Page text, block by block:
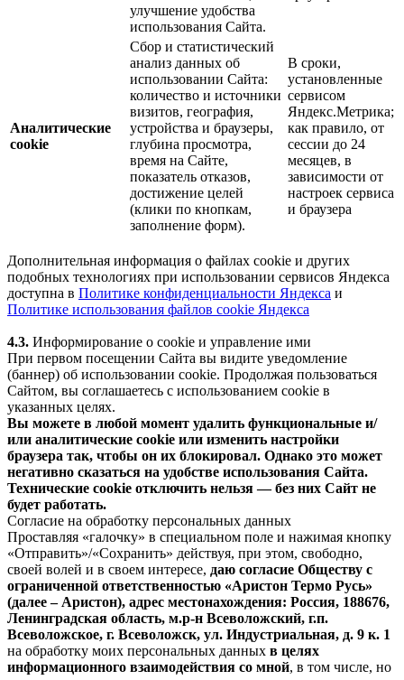
улучшение удобства
использования Сайта.
Аналитические
cookie
Сбор и статистический
анализ данных об
использовании Сайта:
количество и источники
визитов, география,
устройства и браузеры,
глубина просмотра,
время на Сайте,
показатель отказов,
достижение целей
(клики по кнопкам,
заполнение форм).
В сроки,
установленные
сервисом
Яндекс.Метрика;
как правило, от
сессии до 24
месяцев, в
зависимости от
настроек сервиса
и браузера
Дополнительная информация о файлах cookie и других
подобных технологиях при использовании сервисов Яндекса
доступна в Политике конфиденциальности Яндекса и
Политике использования файлов cookie Яндекса
4.3. Информирование о cookie и управление ими
При первом посещении Сайта вы видите уведомление
(баннер) об использовании cookie. Продолжая пользоваться
Сайтом, вы соглашаетесь с использованием cookie в
указанных целях.
Вы можете в любой момент удалить функциональные и/
или аналитические cookie или изменить настройки
браузера так, чтобы он их блокировал. Однако это может
негативно сказаться на удобстве использования Сайта.
Технические cookie отключить нельзя — без них Сайт не
будет работать.
Согласие на обработку персональных данных
Проставляя «галочку» в специальном поле и нажимая кнопку
«Отправить»/«Сохранить» действуя, при этом, свободно,
своей волей и в своем интересе, даю согласие Обществу с
ограниченной ответственностью «Аристон Термо Русь»
(далее – Аристон), адрес местонахождения: Россия, 188676,
Ленинградская область, м.р-н Всеволожский, г.п.
Всеволожское, г. Всеволожск, ул. Индустриальная, д. 9 к. 1
на обработку моих персональных данных в целях
информационного взаимодействия со мной, в том числе, но